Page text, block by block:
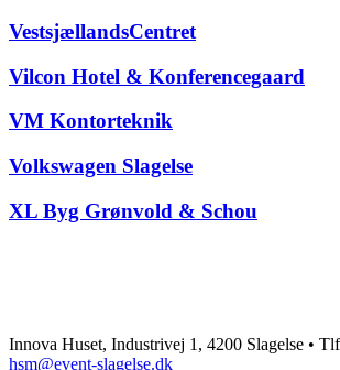
VestsjællandsCentret
Vilcon Hotel & Konferencegaard
VM Kontorteknik
Volkswagen Slagelse
XL Byg Grønvold & Schou
Innova Huset, Industrivej 1, 4200 Slagelse •
hsm@event-slagelse.dk